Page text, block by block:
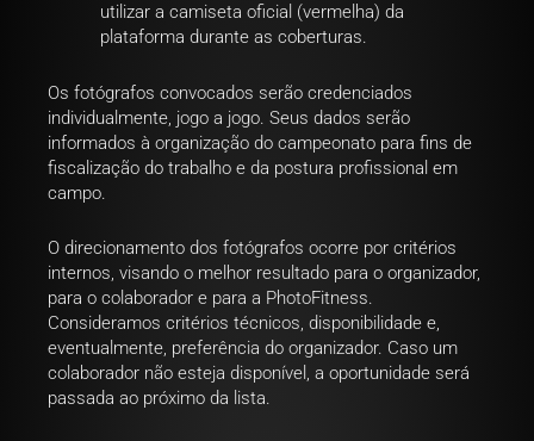
utilizar a camiseta oficial (vermelha) da
plataforma durante as coberturas.
Os fotógrafos convocados serão credenciados
individualmente, jogo a jogo. Seus dados serão
informados à organização do campeonato para fins de
fiscalização do trabalho e da postura profissional em
campo.
O direcionamento dos fotógrafos ocorre por critérios
internos, visando o melhor resultado para o organizador,
para o colaborador e para a PhotoFitness.
Consideramos critérios técnicos, disponibilidade e,
eventualmente, preferência do organizador. Caso um
colaborador não esteja disponível, a oportunidade será
passada ao próximo da lista.